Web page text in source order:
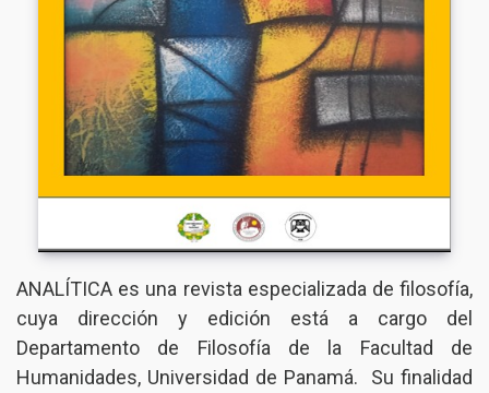
ANALÍTICA es una revista especializada de filosofía,
cuya dirección y edición está a cargo del
Departamento de Filosofía de la Facultad de
Humanidades, Universidad de Panamá. Su finalidad